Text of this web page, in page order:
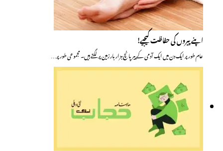
اپنے پیروں کی حفاظت کیجیے!
عام طور پر ایک دن میں ایک آدمی کے پیر پانچ ہزار بار زمین پر لگتے ہیں۔ مجموعی طور پر…